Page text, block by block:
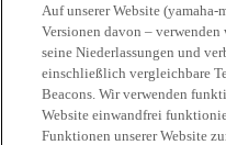
Auf unserer Website
Versionen davon – verwenden
seine Niederlassungen und
einschließlich vergleichbare
Beacons. Wir verwenden
Website einwandfrei
Funktionen unserer Website